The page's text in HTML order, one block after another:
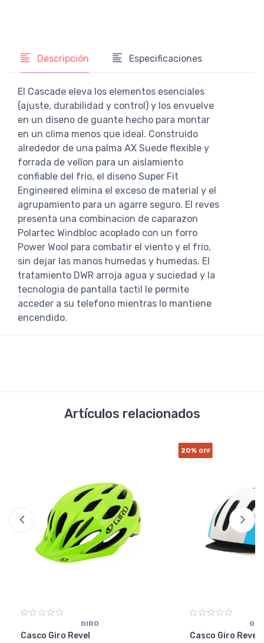
Descripción Especificaciones
El Cascade eleva los elementos esenciales
(ajuste, durabilidad y control) y los envuelve
en un diseno de guante hecho para montar
en un clima menos que ideal. Construido
alrededor de una palma AX Suede flexible y
forrada de vellon para un aislamiento
confiable del frio, el diseno Super Fit
Engineered elimina el exceso de material y el
agrupamiento para un agarre seguro. El reves
presenta una combinacion de caparazon
Polartec Windbloc acoplado con un forro
Power Wool para combatir el viento y el frio,
sin dejar las manos humedas y humedas. El
tratamiento DWR arroja agua y suciedad y la
tecnologia de pantalla tactil le permite
acceder a su telefono mientras lo mantiene
encendido.
Artículos relacionados
GIRO
Casco Giro Revel
20% OFF
Casco Giro